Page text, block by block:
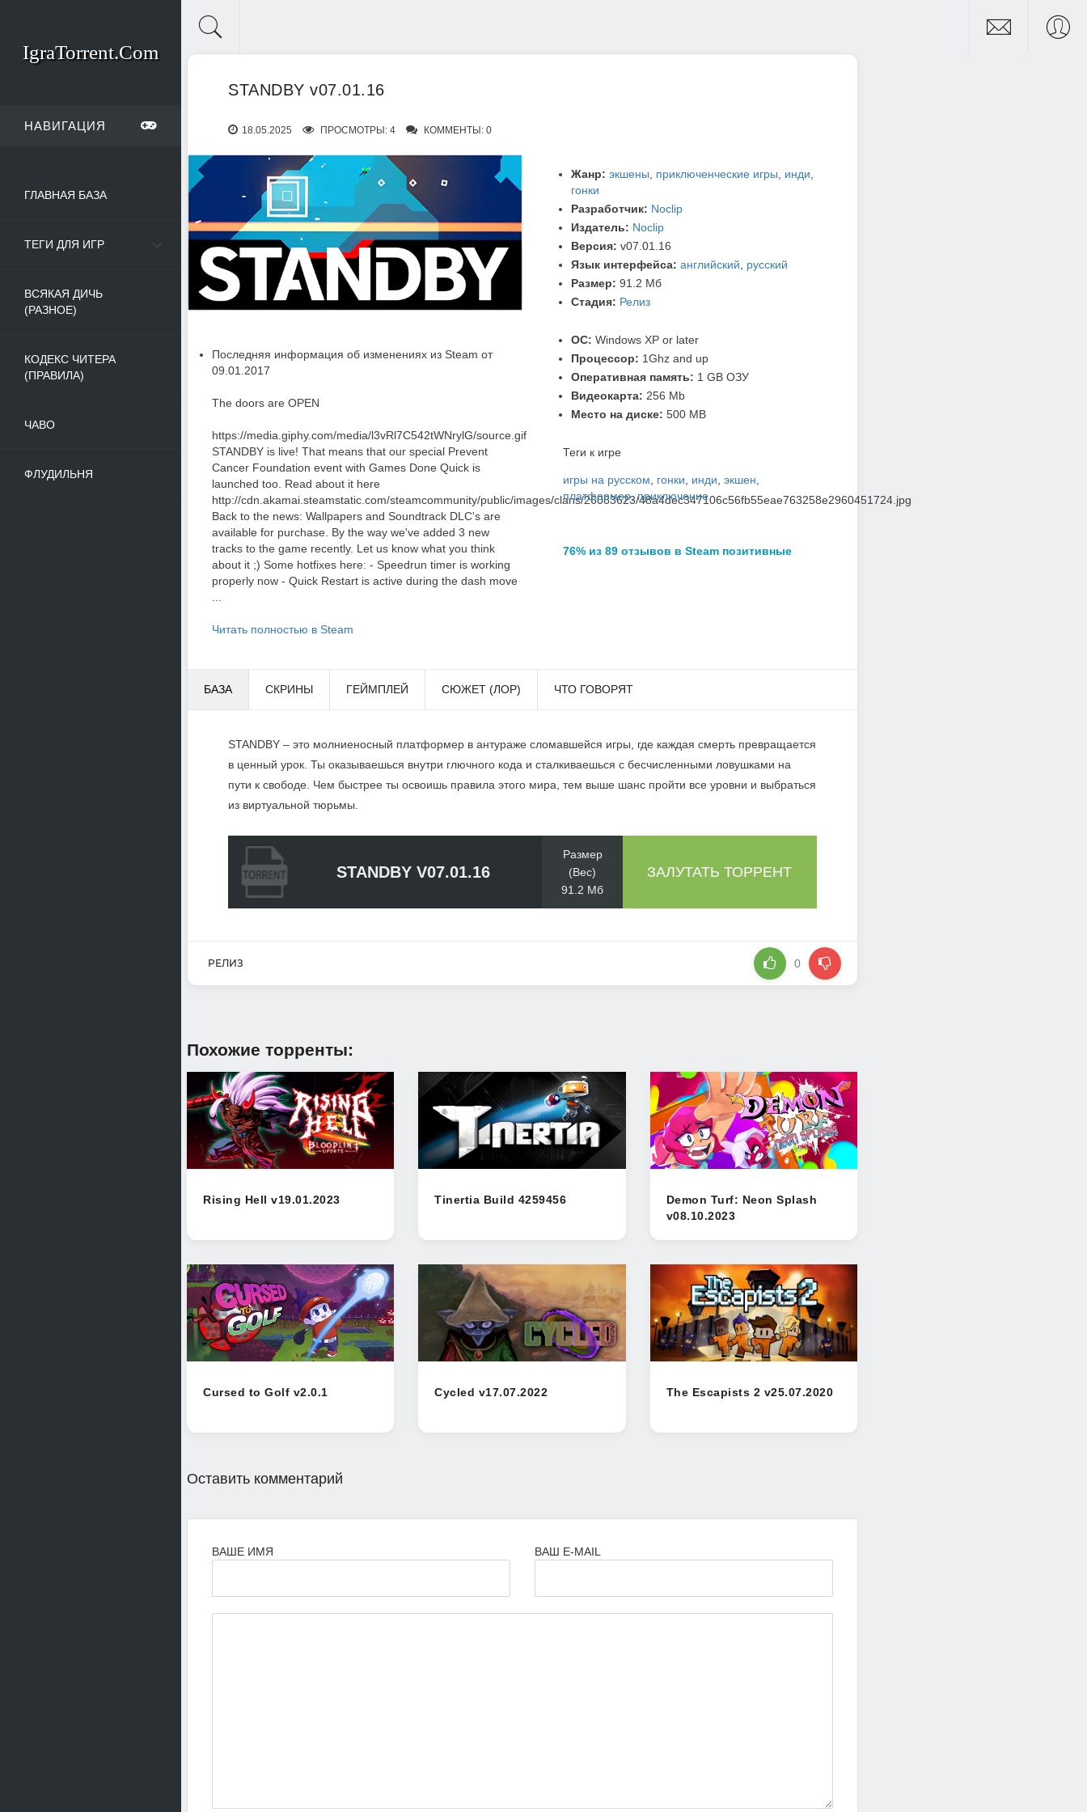
IgraTorrent.Com
НАВИГАЦИЯ
ГЛАВНАЯ БАЗА
ТЕГИ ДЛЯ ИГР
ВСЯКАЯ ДИЧЬ
(РАЗНОЕ)
КОДЕКС ЧИТЕРА
(ПРАВИЛА)
ЧАВО
ФЛУДИЛЬНЯ
STANDBY v07.01.16
18.05.2025 ПРОСМОТРЫ: 4 КОММЕНТЫ: 0
Последняя информация об изменениях из Steam от
09.01.2017
The doors are OPEN
https://media.giphy.com/media/l3vRl7C542tWNrylG/source.gif
STANDBY is live! That means that our special Prevent
Cancer Foundation event with Games Done Quick is
launched too. Read about it here
http://cdn.akamai.steamstatic.com/steamcommunity/public/images/clans/26083623/48a4dec347106c56fb55eae763258e2960451724.jpg
Back to the news: Wallpapers and Soundtrack DLC's are
available for purchase. By the way we've added 3 new
tracks to the game recently. Let us know what you think
about it ;) Some hotfixes here: - Speedrun timer is working
properly now - Quick Restart is active during the dash move
Читать полностью в Steam
Жанр: экшены приключенческие игры инди
гонки
Разработчик: Noclip
Издатель: Noclip
Версия: v07.01.16
Язык интерфейса: английский
русский
Размер: 91.2 Мб
Стадия: Релиз
ОС: Windows XP or later
Процессор: 1Ghz and up
Оперативная память: 1 GB ОЗУ
Видеокарта: 256 Mb
Место на диске: 500 MB
Теги к игре
игры на русском гонки инди экшен
платформер,приключение
76% из 89 отзывов в Steam позитивные
БАЗА СКРИНЫ ГЕЙМПЛЕЙ СЮЖЕТ (ЛОР) ЧТО ГОВОРЯТ
STANDBY – это молниеносный платформер в антураже сломавшейся игры, где каждая смерть превращается
в ценный урок. Ты оказываешься внутри глючного кода и сталкиваешься с бесчисленными ловушками на
пути к свободе. Чем быстрее ты освоишь правила этого мира, тем выше шанс пройти все уровни и выбраться
из виртуальной тюрьмы.
STANDBY V07.01.16
Размер
(Вес)
91.2 Мб
ЗАЛУТАТЬ ТОРРЕНТ
РЕЛИЗ 0
Похожие торренты:
Rising Hell v19.01.2023 Tinertia Build 4259456
Demon Turf: Neon Splash
v08.10.2023
Cursed to Golf v2.0.1 Cycled v17.07.2022 The Escapists 2 v25.07.2020
Оставить комментарий
ВАШЕ ИМЯ ВАШ E-MAIL